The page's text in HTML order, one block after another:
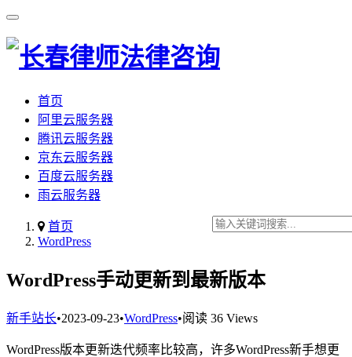
首页
阿里云服务器
腾讯云服务器
京东云服务器
百度云服务器
雨云服务器
首页
WordPress
WordPress手动更新到最新版本
新手站长•2023-09-23•WordPress•阅读 36 Views
WordPress版本更新迭代频率比较高，许多WordPress新手想更